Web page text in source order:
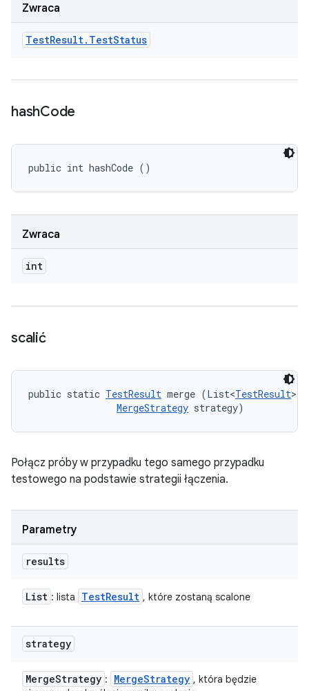
Zwraca
TestResult. TestStatus
hashCode
public int hashCode ()
Zwraca
int
scalić
public static TestResult merge (List<TestResult>
MergeStrategy strategy)
Połącz próby w przypadku tego samego przypadku
testowego na podstawie strategii łączenia.
Parametry
results
List : lista TestResult , które zostaną scalone
strategy
MergeStrategy : MergeStrategy , która będzie